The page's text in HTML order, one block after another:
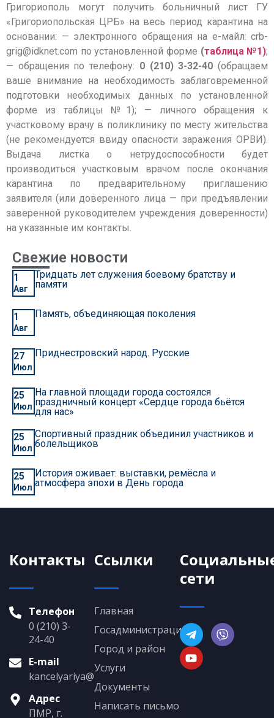
Григориополь могут получить больничный лист ГУ
«Григориопольская ЦРБ» на весь период карантина на
основании: — электронного обращения на е-майл: crb-
grig@idknet.com по установленной форме (таблица №1);
— обращения по телефону: 0 (210) 3-32-40 (обращаем
ваше внимание на необходимость заблаговременной
подготовки необходимых данных по установленной
форме из таблицы №1); — личного обращения к
участковому врачу в поликлинику по месту жительства
(не рекомендуется ввиду опасности заражения ОРВИ).
Выдача листка о нетрудоспособности будет
производиться участковым врачом после окончания
карантина по предварительному приглашению
заявителя (или доверенного лица — при предъявлении
заверенной руководителем учреждения доверенности)
на указанные им контакты.
Свежие новости
1
Авг
Тридцать лет служения боевому братству и
памяти
1
Авг
Память, объединяющая поколения
27
Июл
Приднестровский народ. Русские
25
Июл
На главной площади города состоялся
праздничный концерт «Сердце города бьётся
для нас»
25
Июл
Спортивный праздник объединил участников и
болельщиков
25
Июл
История оживает: выставки, ремёсла и
атмосфера эпохи в День города
Контакты
Телефон
0 (210) 3-
24-40
E-mail
kancelyariya@grigoriopol.gospmr.org
Адрес
ПМР, г.
Ссылки
Главная
Госадминистрация
Город и район
Услуги
Документы
Написать письмо
сети